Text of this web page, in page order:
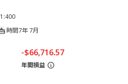
1:400
時間7年 7月
-$66,716.57
年間損益